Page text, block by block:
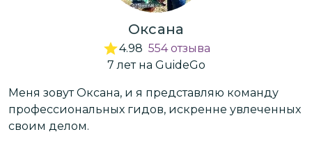
Оксана
4.98 554 отзыва
7 летна GuideGo
Меня зовут Оксана, и я представляю команду
профессиональных гидов, искренне увлеченных
своим делом.